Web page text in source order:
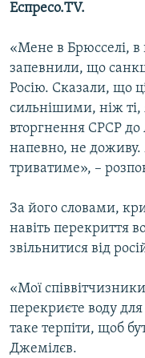
Еспресо.TV.
«Мене в Брюсселі,
запевнили, що
Росію. Сказали, що
сильнішими, ніж ті,
вторгнення СРСР до
напевно, не доживу.
триватиме», –
За його словами,
навіть перекриття
звільнитися від
«Мої
перекриєте воду
таке терпіти, щоб
Джемілєв.